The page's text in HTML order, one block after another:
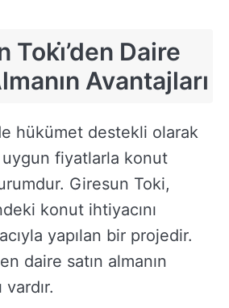
Toki̇’den Daire
Avantajları
hükümet destekli olarak
fiyatlarla konut
Giresun Toki,
konut ihtiyacını
yapılan bir projedir.
daire satın almanın